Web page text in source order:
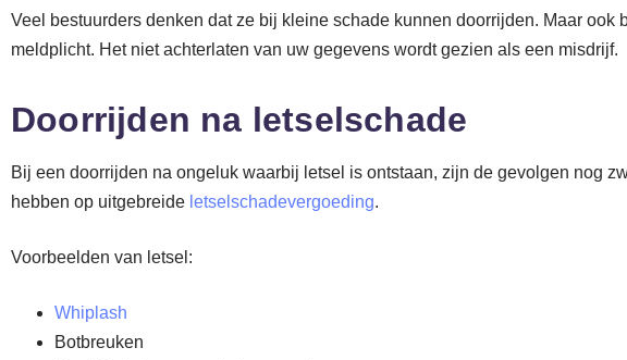
Veel bestuurders denken dat ze bij kleine schade kunnen doorrijden. Maar ook
meldplicht. Het niet achterlaten van uw gegevens wordt gezien als een misdrijf.
Doorrijden na letselschade
Bij een doorrijden na ongeluk waarbij letsel is ontstaan, zijn de gevolgen nog
hebben op uitgebreide letselschadevergoeding.
Voorbeelden van letsel:
Whiplash
Botbreuken